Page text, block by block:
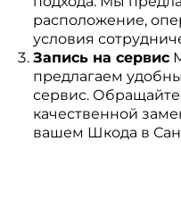
расположение,
условия
Запись на сервис
предлагаем
сервис.
качественной
вашем Шкода в